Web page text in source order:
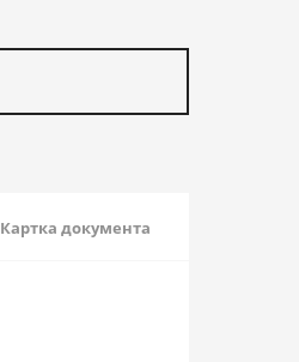
Картка документа